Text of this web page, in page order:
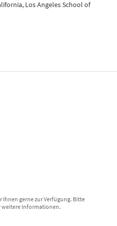
Los Angeles School of
gerne zur Verfügung. Bitte
weitere Informationen.